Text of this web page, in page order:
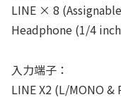
LINE × 8
Headphone (1/4
入力端子：
LINE X2 (L/MONO &